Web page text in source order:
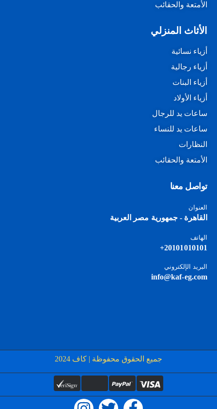
الأمتعة والحقائب
الأثاث المنزلي
أزياء نسائية
أزياء رجالية
أزياء البنات
أزياء الأولاد
ساعات يد للرجال
ساعات يد للنساء
النظارات
الأمتعة والحقائب
تواصل معنا
العنوان
القاهرة - جمهورية مصر العربية
الهاتف
20101010101+
البريد الإلكتروني
info@kaf-eg.com
جميع الحقوق محفوظة | كاف 2024